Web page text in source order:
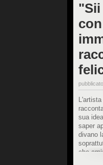
"Sii
sua
saper
divano
che
Per